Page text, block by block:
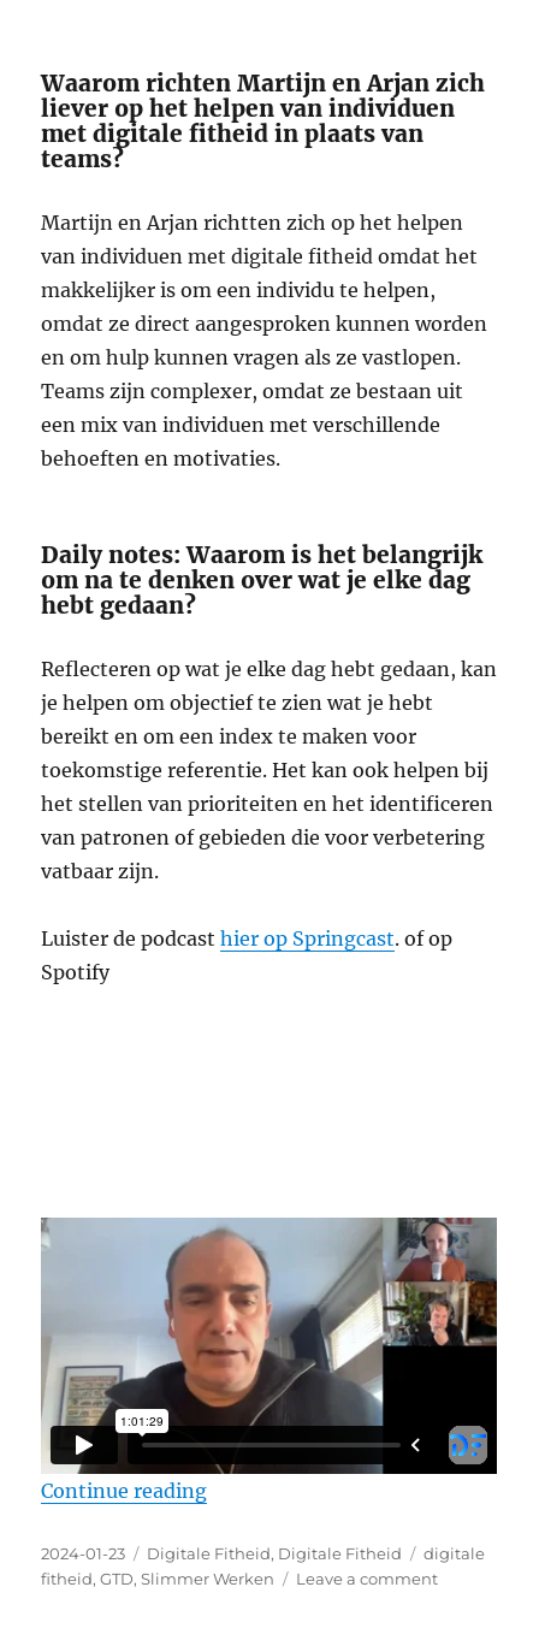
Waarom richten Martijn en Arjan zich
liever op het helpen van individuen
met digitale fitheid in plaats van
teams?
Martijn en Arjan richtten zich op het helpen
van individuen met digitale fitheid omdat het
makkelijker is om een individu te helpen,
omdat ze direct aangesproken kunnen worden
en om hulp kunnen vragen als ze vastlopen.
Teams zijn complexer, omdat ze bestaan uit
een mix van individuen met verschillende
behoeften en motivaties.
Daily notes: Waarom is het belangrijk
om na te denken over wat je elke dag
hebt gedaan?
Reflecteren op wat je elke dag hebt gedaan, kan
je helpen om objectief te zien wat je hebt
bereikt en om een index te maken voor
toekomstige referentie. Het kan ook helpen bij
het stellen van prioriteiten en het identificeren
van patronen of gebieden die voor verbetering
vatbaar zijn.
Luister de podcasthier op Springcast. of op
Spotify
Continue reading
Posted
on
2024-01-23 Categories
Digitale Fitheid, Digitale Fitheid Tags
digitale
fitheid,GTD,Slimmer Werken Leave a comment